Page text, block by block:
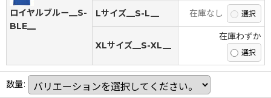
ロイヤルブルー__S-
BLE__
Lサイズ__S-L__ 在庫なし
XLサイズ__S-XL__
在庫わずか
数量: